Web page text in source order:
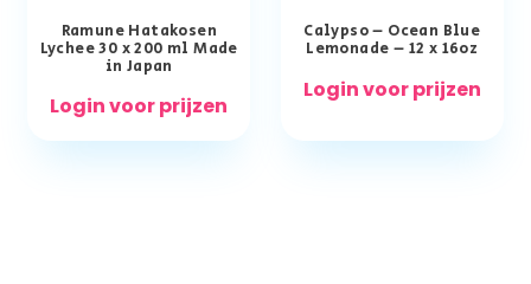
Ramune Hatakosen
Lychee 30 x 200 ml Made
in Japan
Login voor prijzen
Calypso – Ocean Blue
Lemonade – 12 x 16oz
Login voor prijzen